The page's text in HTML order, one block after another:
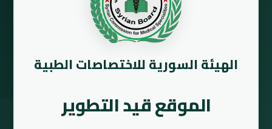
الهيئة السورية للاختصاصات الطبية
الموقع قيد التطوير